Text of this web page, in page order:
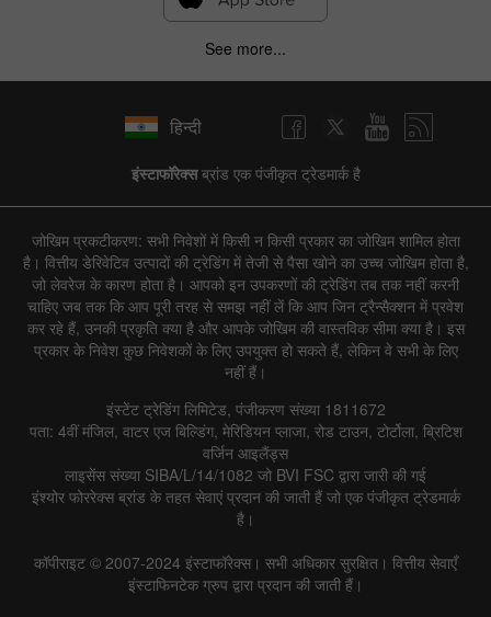
See more...
हिन्दी
इंस्टाफॉरेक्सब्रांड एक पंजीकृत ट्रेडमार्क है
जोखिम प्रकटीकरण: सभी निवेशों में किसी न किसी प्रकार का जोखिम शामिल होता
है। वित्तीय डेरिवेटिव उत्पादों की ट्रेडिंग में तेजी से पैसा खोने का उच्च जोखिम होता है,
जो लेवरेज के कारण होता है। आपको इन उपकरणों की ट्रेडिंग तब तक नहीं करनी
चाहिए जब तक कि आप पूरी तरह से समझ नहीं लें कि आप जिन ट्रैन्सैक्शन में प्रवेश
कर रहे हैं, उनकी प्रकृति क्या है और आपके जोखिम की वास्तविक सीमा क्या है। इस
प्रकार के निवेश कुछ निवेशकों के लिए उपयुक्त हो सकते हैं, लेकिन वे सभी के लिए
नहीं हैं।
इंस्टेंट ट्रेडिंग लिमिटेड, पंजीकरण संख्या 1811672
पता: 4वीं मंजिल, वाटर एज बिल्डिंग, मेरिडियन प्लाजा, रोड टाउन, टोर्टोला, ब्रिटिश
वर्जिन आइलैंड्स
लाइसेंस संख्या SIBA/L/14/1082 जो BVI FSC द्वारा जारी की गई
इंश्योर फोररेक्स ब्रांड के तहत सेवाएं प्रदान की जाती हैं जो एक पंजीकृत ट्रेडमार्क
है।
कॉपीराइट © 2007-2024 इंस्टाफॉरेक्स। सभी अधिकार सुरक्षित। वित्तीय सेवाएँ
इंस्टाफिनटेक ग्रुप द्वारा प्रदान की जाती हैं।